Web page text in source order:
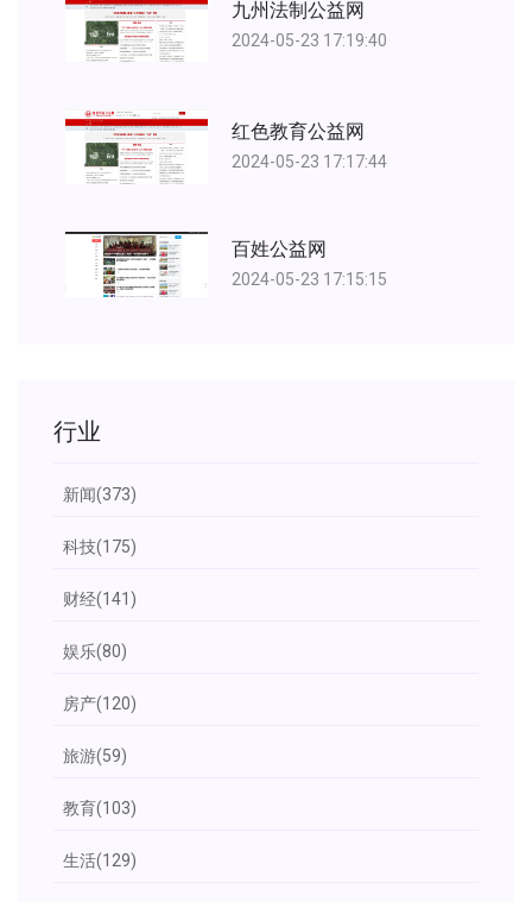
九州法制公益网
2024-05-23 17:19:40
红色教育公益网
2024-05-23 17:17:44
百姓公益网
2024-05-23 17:15:15
行业
新闻(373)
科技(175)
财经(141)
娱乐(80)
房产(120)
旅游(59)
教育(103)
生活(129)